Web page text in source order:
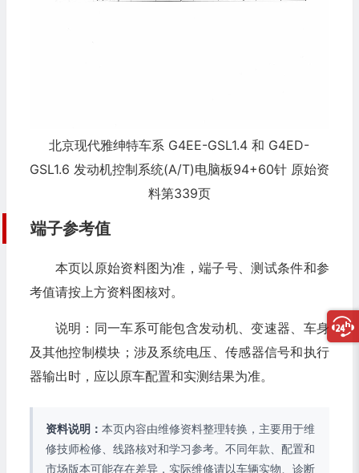
北京现代雅绅特车系 G4EE-GSL1.4 和 G4ED-
GSL1.6 发动机控制系统(A/T)电脑板94+60针 原始资
料第339页
端子参考值
本页以原始资料图为准，端子号、测试条件和参
考值请按上方资料图核对。
说明：同一车系可能包含发动机、变速器、车身
及其他控制模块；涉及系统电压、传感器信号和执行
器输出时，应以原车配置和实测结果为准。
资料说明： 本页内容由维修资料整理转换，主要用于维
修技师检修、线路核对和学习参考。不同年款、配置和
市场版本可能存在差异，实际维修请以车辆实物、诊断